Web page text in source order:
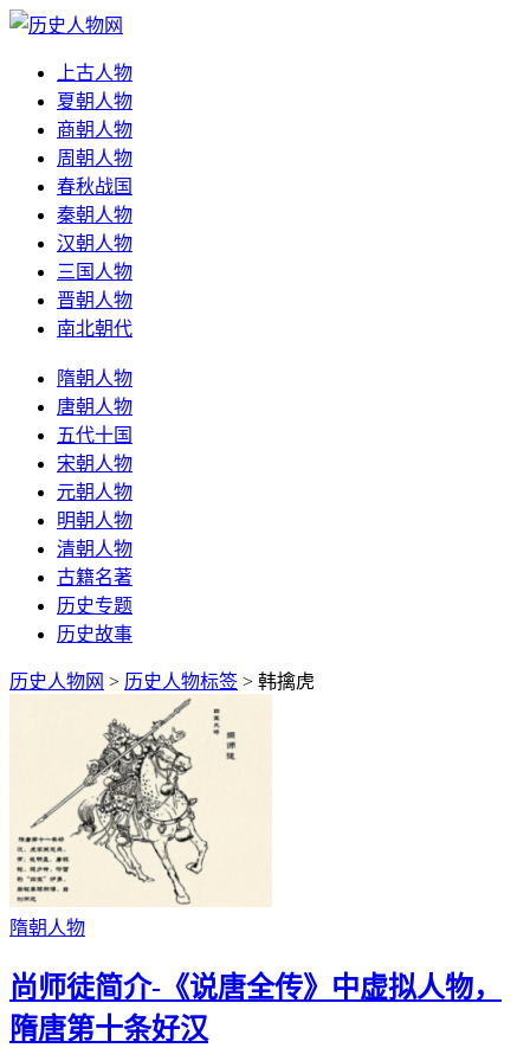
上古人物
夏朝人物
商朝人物
周朝人物
春秋战国
秦朝人物
汉朝人物
三国人物
晋朝人物
南北朝代
隋朝人物
唐朝人物
五代十国
宋朝人物
元朝人物
明朝人物
清朝人物
古籍名著
历史专题
历史故事
历史人物网 > 历史人物标签 > 韩擒虎
隋朝人物
尚师徒简介-《说唐全传》中虚拟人物，
隋唐第十条好汉